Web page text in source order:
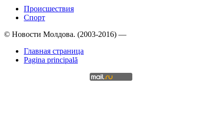
Происшествия
Спорт
© Новости Молдова. (2003-2016) —
Главная страница
Pagina principală